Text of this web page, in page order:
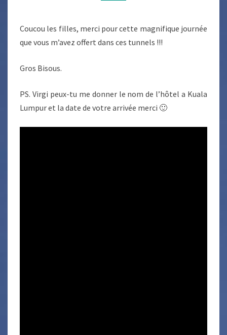
Coucou les filles, merci pour cette magnifique journée
que vous m’avez offert dans ces tunnels !!!
Gros Bisous.
PS. Virgi peux-tu me donner le nom de l’hôtel a Kuala
Lumpur et la date de votre arrivée merci 🙂